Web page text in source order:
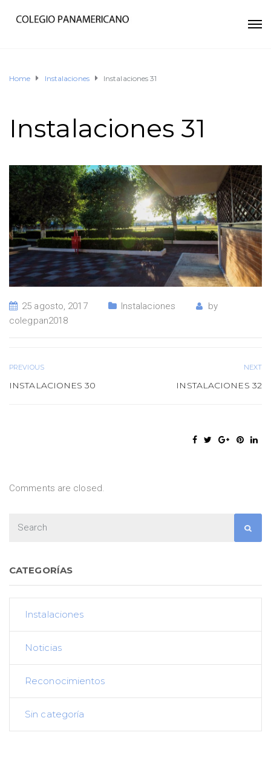
Home Instalaciones Instalaciones 31
Instalaciones 31
25 agosto, 2017 Instalaciones
by
colegpan2018
PREVIOUS
INSTALACIONES 30
NEXT
INSTALACIONES 32
Comments are closed.
CATEGORÍAS
Instalaciones
Noticias
Reconocimientos
Sin categoría